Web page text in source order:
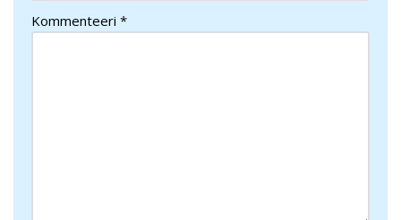
Kommenteeri *